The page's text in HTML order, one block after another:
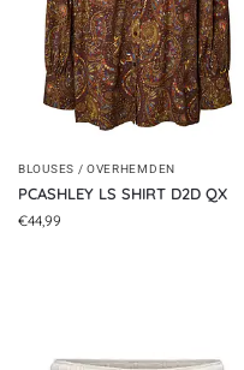
BLOUSES / OVERHEMDEN
PCASHLEY LS SHIRT D2D QX
€44,99